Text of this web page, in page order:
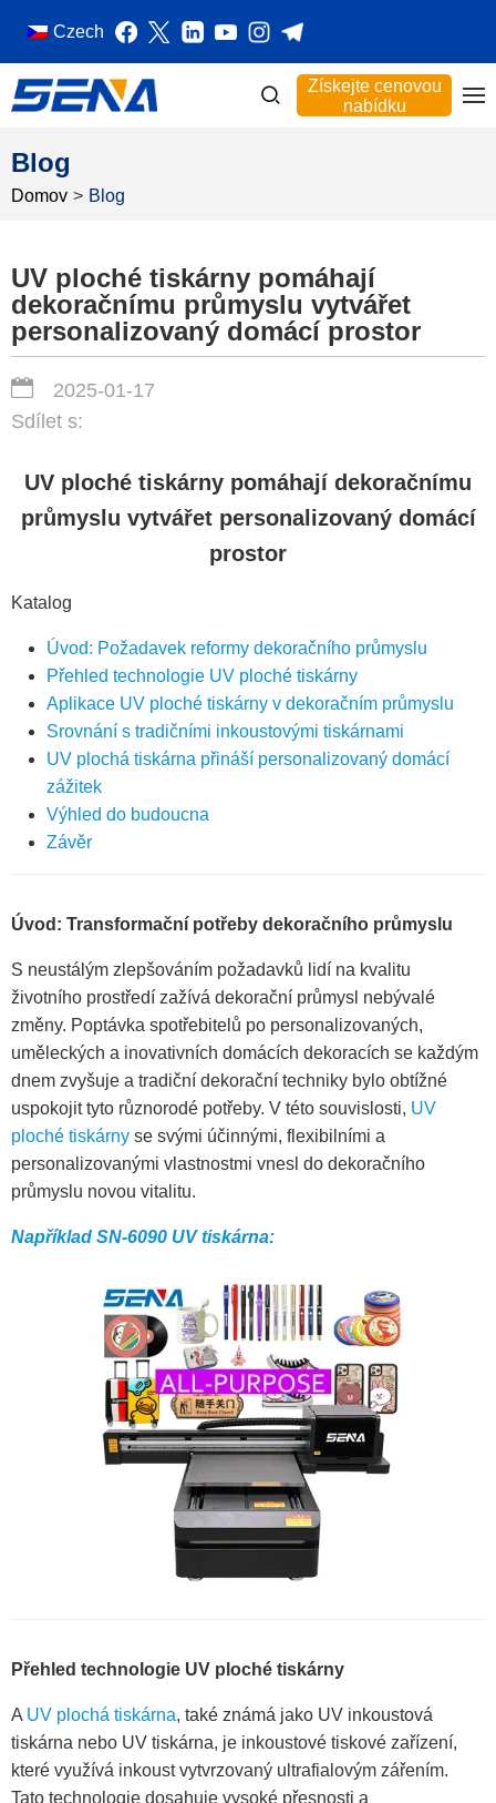
Czech
Získejte cenovou
nabídku
Blog
Domov > Blog
UV ploché tiskárny pomáhají
dekoračnímu průmyslu vytvářet
personalizovaný domácí prostor
2025-01-17
Sdílet s:
UV ploché tiskárny pomáhají dekoračnímu
průmyslu vytvářet personalizovaný domácí
prostor
Katalog
Úvod: Požadavek reformy dekoračního průmyslu
Přehled technologie UV ploché tiskárny
Aplikace UV ploché tiskárny v dekoračním průmyslu
Srovnání s tradičními inkoustovými tiskárnami
UV plochá tiskárna přináší personalizovaný domácí
zážitek
Výhled do budoucna
Závěr
Úvod: Transformační potřeby dekoračního průmyslu
S neustálým zlepšováním požadavků lidí na kvalitu
životního prostředí zažívá dekorační průmysl nebývalé
změny. Poptávka spotřebitelů po personalizovaných,
uměleckých a inovativních domácích dekoracích se každým
dnem zvyšuje a tradiční dekorační techniky bylo obtížné
uspokojit tyto různorodé potřeby. V této souvislosti, UV
ploché tiskárny se svými účinnými, flexibilními a
personalizovanými vlastnostmi vnesl do dekoračního
průmyslu novou vitalitu.
Například SN-6090 UV tiskárna:
Přehled technologie UV ploché tiskárny
A UV plochá tiskárna, také známá jako UV inkoustová
tiskárna nebo UV tiskárna, je inkoustové tiskové zařízení,
které využívá inkoust vytvrzovaný ultrafialovým zářením.
Tato technologie dosahuje vysoké přesnosti a